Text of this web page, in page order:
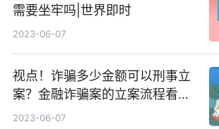
需要坐牢吗|世界即时
2023-06-07
视点！诈骗多少金额可以刑事立
案？金融诈骗案的立案流程看这
里
2023-06-07